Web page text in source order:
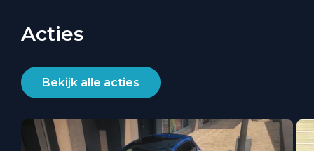
Acties
Bekijk alle acties